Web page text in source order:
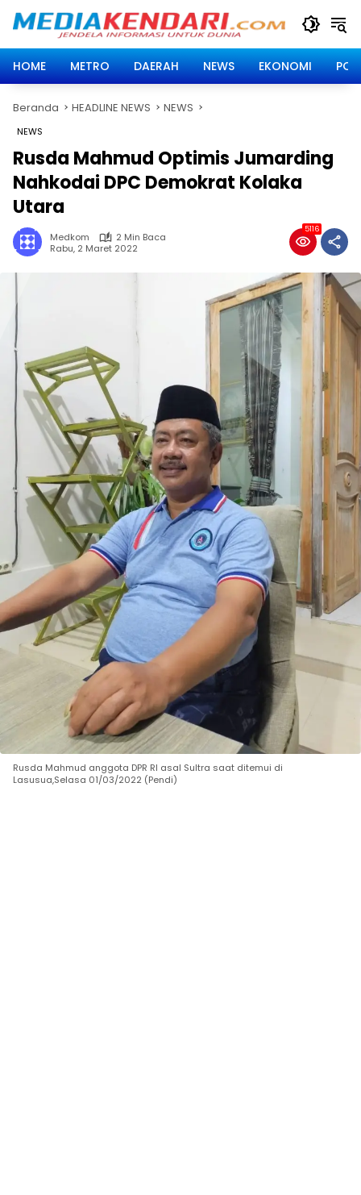
HOME
METRO DAERAH NEWS EKONOMI
Beranda HEADLINE NEWS NEWS
NEWS
Rusda Mahmud Optimis Jumarding
Nahkodai DPC Demokrat Kolaka
Utara
Medkom
2 Min Baca
Rabu, 2 Maret 2022
5116
Rusda Mahmud anggota DPR RI asal Sultra saat ditemui di
Lasusua,Selasa 01/03/2022 (Pendi)